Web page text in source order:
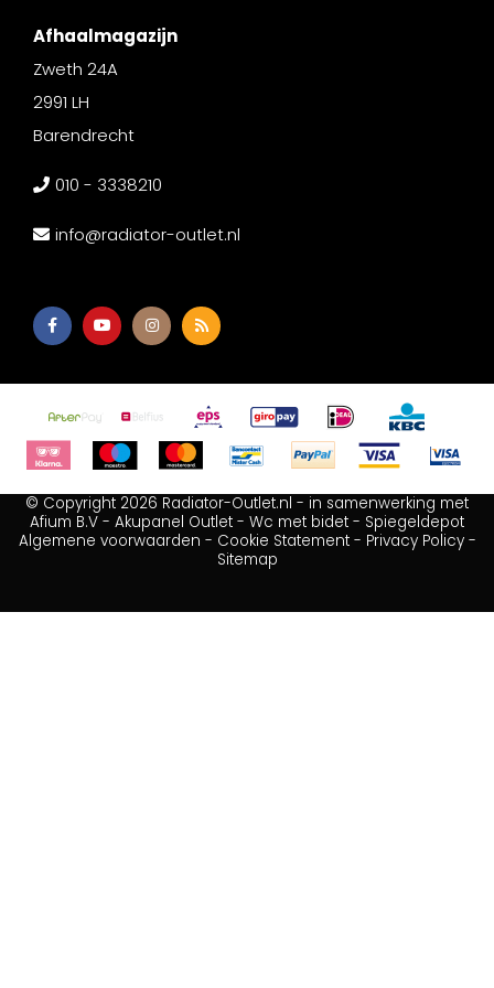
Afhaalmagazijn
Zweth 24A
2991 LH
Barendrecht
010 - 3338210
info@radiator-outlet.nl
© Copyright 2026 Radiator-Outlet.nl - in samenwerking met
Afium B.V - Akupanel Outlet - Wc met bidet - Spiegeldepot
Algemene voorwaarden - Cookie Statement- Privacy Policy-
Sitemap